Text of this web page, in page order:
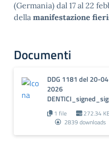
(Germania) dal 17 al 22
della manifestazione
Documenti
DDG 1181 del 20-
2026
1 file
272.34
2839 downloads